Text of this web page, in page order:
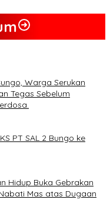
Warga Serukan
Tegas Sebelum
PT SAL 2 Bungo ke
Hidup Buka Gebrakan
Mas atas Dugaan